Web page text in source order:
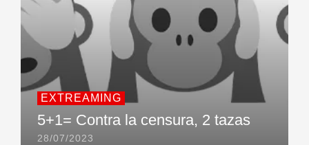
EXTREAMING
5+1= Contra la censura, 2 tazas
28/07/2023